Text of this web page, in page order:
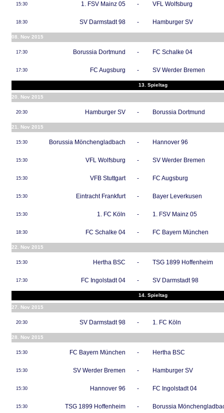
15:30 1. FSV Mainz 05 - VFL Wolfsburg
18:30 SV Darmstadt 98 - Hamburger SV
08. Nov 2015
17:30 Borussia Dortmund - FC Schalke 04
17:30 FC Augsburg - SV Werder Bremen
13. Spieltag
20. Nov 2015
20:30 Hamburger SV - Borussia Dortmund
21. Nov 2015
15:30 Borussia Mönchengladbach - Hannover 96
15:30 VFL Wolfsburg - SV Werder Bremen
15:30 VFB Stuttgart - FC Augsburg
15:30 Eintracht Frankfurt - Bayer Leverkusen
15:30 1. FC Köln - 1. FSV Mainz 05
18:30 FC Schalke 04 - FC Bayern München
22. Nov 2015
15:30 Hertha BSC - TSG 1899 Hoffenheim
17:30 FC Ingolstadt 04 - SV Darmstadt 98
14. Spieltag
27. Nov 2015
20:30 SV Darmstadt 98 - 1. FC Köln
28. Nov 2015
15:30 FC Bayern München - Hertha BSC
15:30 SV Werder Bremen - Hamburger SV
15:30 Hannover 96 - FC Ingolstadt 04
15:30 TSG 1899 Hoffenheim - Borussia